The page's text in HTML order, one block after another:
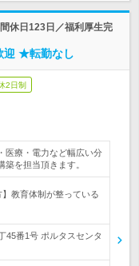
休日123日／福利厚生完
迎 ★転勤なし
2日制
医療・電力など幅広い分
を担当頂きます。
】教育体制が整っている
45番1号 ポルタスセンタ